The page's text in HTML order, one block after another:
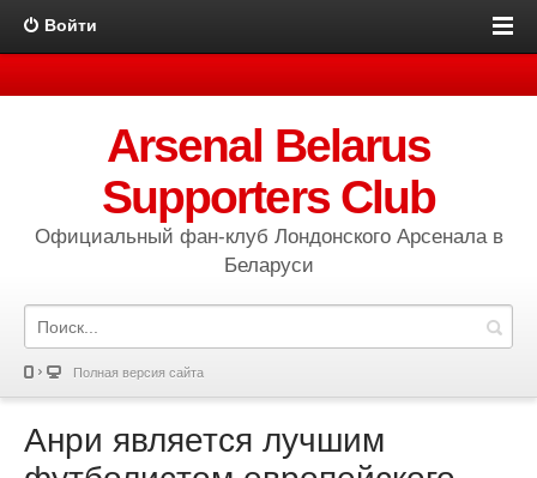
Войти
Arsenal Belarus
Supporters Club
Официальный фан-клуб Лондонского Арсенала в
Беларуси
Полная версия сайта
Анри является лучшим